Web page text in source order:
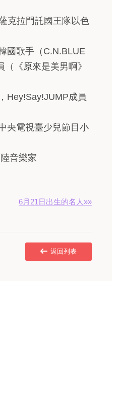
克拉門託國王隊以色
歌手（C.N.BLUE
《原來是美男啊》
成員
電視臺少兒節目小
音樂家
6月21日出生的名人»»
返回列表